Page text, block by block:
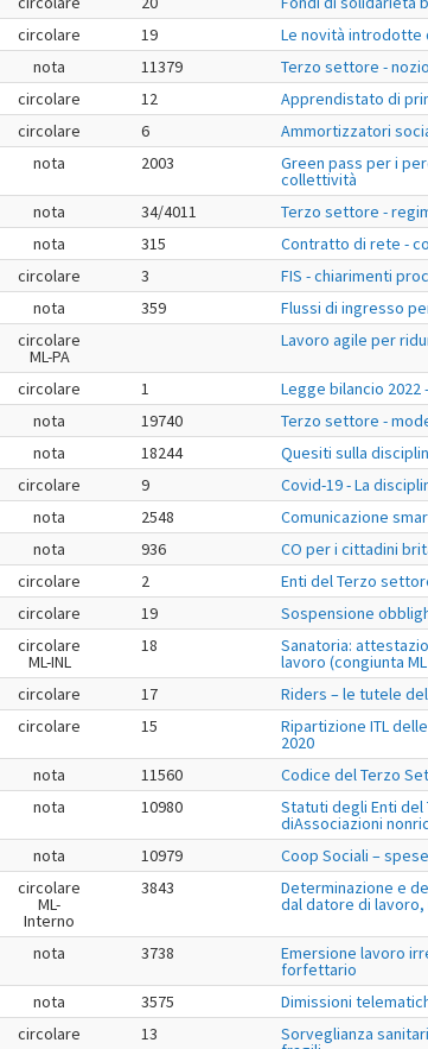
circolare 19
Le novità introdotte
nota 11379
Terzo settore -
circolare 12
Apprendistato di
circolare 6
Ammortizzatori
nota 2003 Green pass per i
collettività
nota 34/4011
Terzo settore -
nota 315
Contratto di rete -
circolare 3
FIS - chiarimenti
nota 359
Flussi di ingresso
circolare
ML-PA
Lavoro agile per
circolare 1
Legge bilancio
nota 19740
Terzo settore -
nota 18244
Quesiti sulla
circolare 9
Covid-19 - La
nota 2548
Comunicazione
nota 936
CO per i cittadini
circolare 2
Enti del Terzo
circolare 19
Sospensione
circolare
ML-INL
18 Sanatoria:
lavoro (congiunta ML
circolare 17
Riders – le tutele
circolare 15 Ripartizione ITL
2020
nota 11560
Codice del Terzo
nota 10980 Statuti degli Enti del
diAssociazioni
nota 10979
Coop Sociali –
circolare
ML-
Interno
3843 Determinazione e
dal datore di
nota 3738 Emersione lavoro
forfettario
nota 3575
Dimissioni
circolare 13 Sorveglianza